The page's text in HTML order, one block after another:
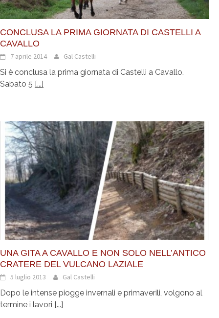
CONCLUSA LA PRIMA GIORNATA DI CASTELLI A
CAVALLO
7 aprile 2014 Gal Castelli
Si è conclusa la prima giornata di Castelli a Cavallo.
Sabato 5 [...]
UNA GITA A CAVALLO E NON SOLO NELL’ANTICO
CRATERE DEL VULCANO LAZIALE
5 luglio 2013 Gal Castelli
Dopo le intense piogge invernali e primaverili, volgono al
termine i lavori [...]